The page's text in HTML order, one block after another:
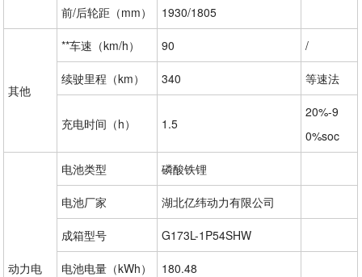
前/后轮距（mm） 1930/1805
其他
**车速（km/h） 90 /
续驶里程（km） 340 等速法
充电时间（h） 1.5
20%-9
0%soc
动力电
电池类型 磷酸铁锂
电池厂家 湖北亿纬动力有限公司
成箱型号 G173L-1P54SHW
电池电量（kWh） 180.48